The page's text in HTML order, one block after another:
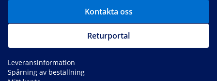
Kontakta oss
Returportal
Leveransinformation
Spårning av beställning